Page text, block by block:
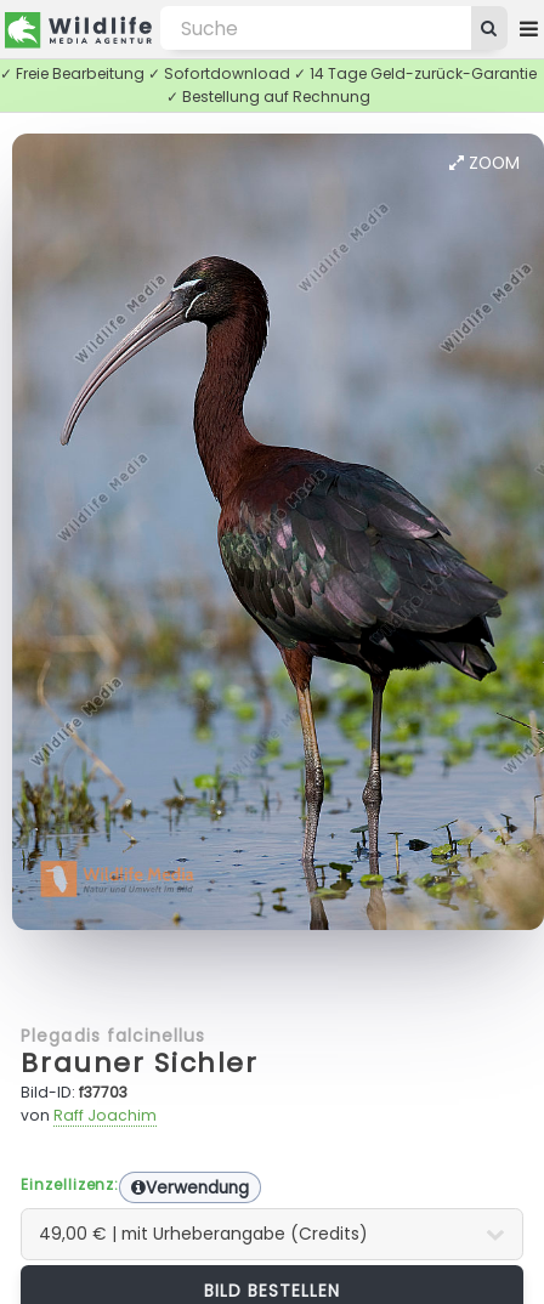
✓ Freie Bearbeitung ✓ Sofortdownload ✓ 14 Tage Geld-zurück-Garantie
✓ Bestellung auf Rechnung
ZOOM
Plegadis falcinellus
Brauner Sichler
Bild-ID:f37703
vonRaff Joachim
Einzellizenz: Verwendung
BILD BESTELLEN